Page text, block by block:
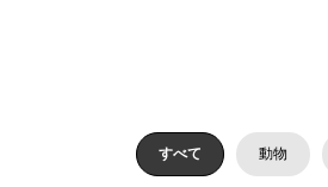
すべて 動物